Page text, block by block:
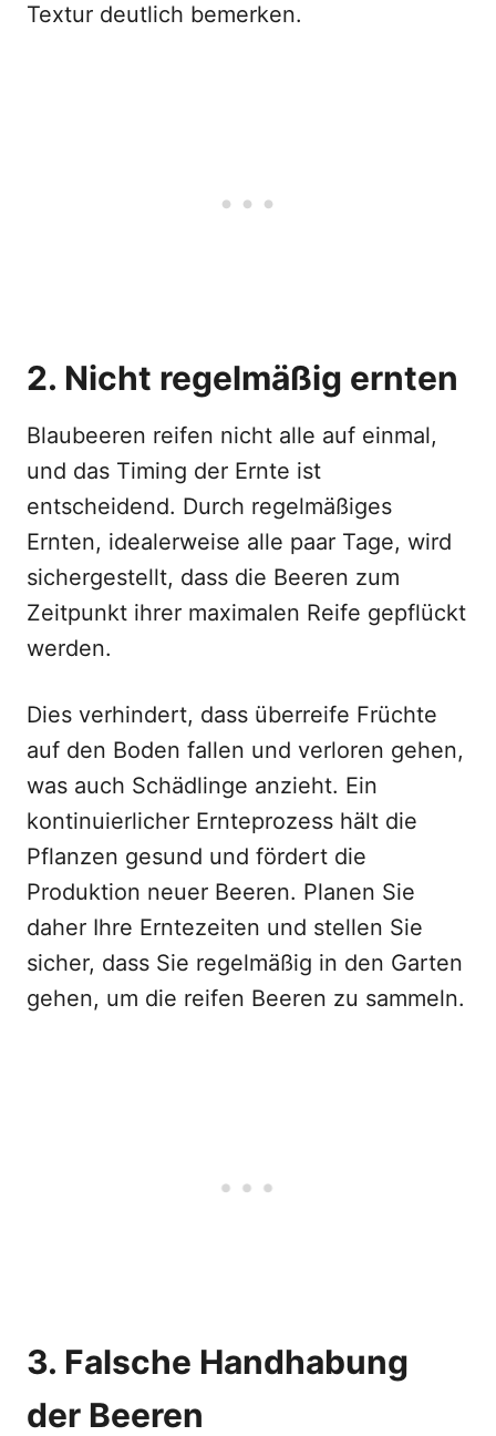
Textur deutlich bemerken.
2. Nicht regelmäßig ernten
Blaubeeren reifen nicht alle auf einmal,
und das Timing der Ernte ist
entscheidend. Durch regelmäßiges
Ernten, idealerweise alle paar Tage, wird
sichergestellt, dass die Beeren zum
Zeitpunkt ihrer maximalen Reife gepflückt
werden.
Dies verhindert, dass überreife Früchte
auf den Boden fallen und verloren gehen,
was auch Schädlinge anzieht. Ein
kontinuierlicher Ernteprozess hält die
Pflanzen gesund und fördert die
Produktion neuer Beeren. Planen Sie
daher Ihre Erntezeiten und stellen Sie
sicher, dass Sie regelmäßig in den Garten
gehen, um die reifen Beeren zu sammeln.
3. Falsche Handhabung
der Beeren